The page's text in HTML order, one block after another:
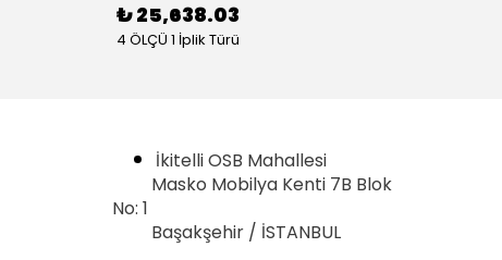
₺ 25,638.03
4 ÖLÇÜ 1 İplik Türü
İkitelli OSB Mahallesi
Masko Mobilya Kenti 7B Blok
No: 1
Başakşehir / İSTANBUL